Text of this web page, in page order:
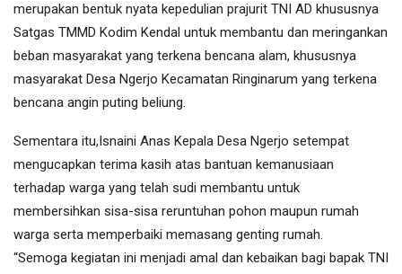
merupakan bentuk nyata kepedulian prajurit TNI AD khususnya
Satgas TMMD Kodim Kendal untuk membantu dan meringankan
beban masyarakat yang terkena bencana alam, khususnya
masyarakat Desa Ngerjo Kecamatan Ringinarum yang terkena
bencana angin puting beliung.
Sementara itu,Isnaini Anas Kepala Desa Ngerjo setempat
mengucapkan terima kasih atas bantuan kemanusiaan
terhadap warga yang telah sudi membantu untuk
membersihkan sisa-sisa reruntuhan pohon maupun rumah
warga serta memperbaiki memasang genting rumah.
“Semoga kegiatan ini menjadi amal dan kebaikan bagi bapak TNI